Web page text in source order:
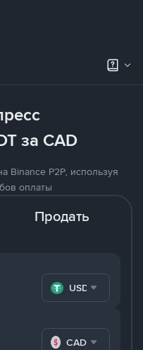
за CAD
Binance P2P, используя
оплаты
Продать
CAD
USDT